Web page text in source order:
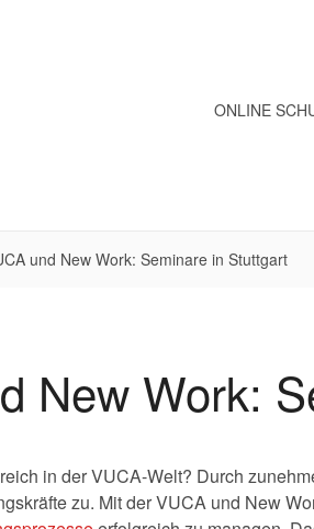
ONLINE
und New Work: Seminare in Stuttgart
New Work:
in der VUCA-Welt? Durch
zu. Mit der VUCA und New